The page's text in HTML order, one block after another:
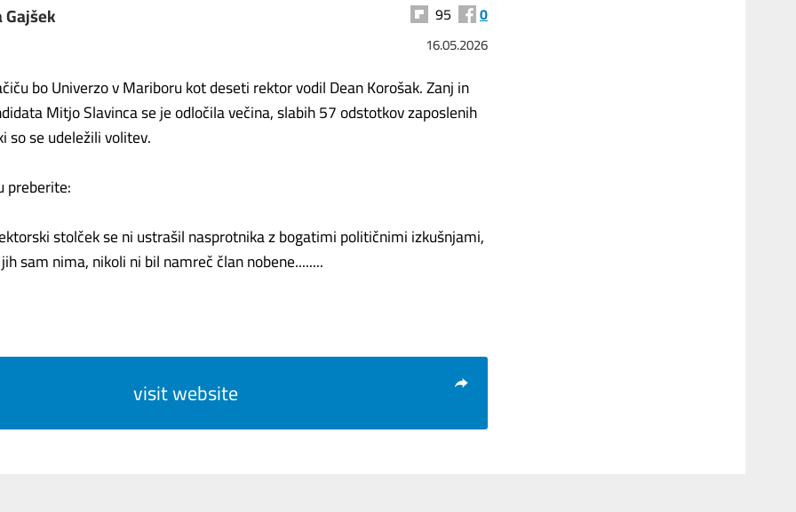
95 0
16.05.2026
bo Univerzo v Mariboru kot deseti rektor vodil Dean Korošak. Zanj in
Mitjo Slavinca se je odločila večina, slabih 57 odstotkov zaposlenih
so se udeležili volitev.
preberite:
stolček se ni ustrašil nasprotnika z bogatimi političnimi izkušnjami,
sam nima, nikoli ni bil namreč član nobene........
visit website